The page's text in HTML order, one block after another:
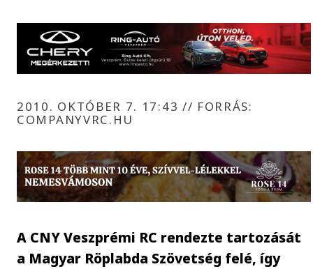
2010. OKTÓBER 7. 17:43 // FORRÁS:
COMPANYVRC.HU
A CNY Veszprémi RC rendezte tartozását
a Magyar Röplabda Szövetség felé, így